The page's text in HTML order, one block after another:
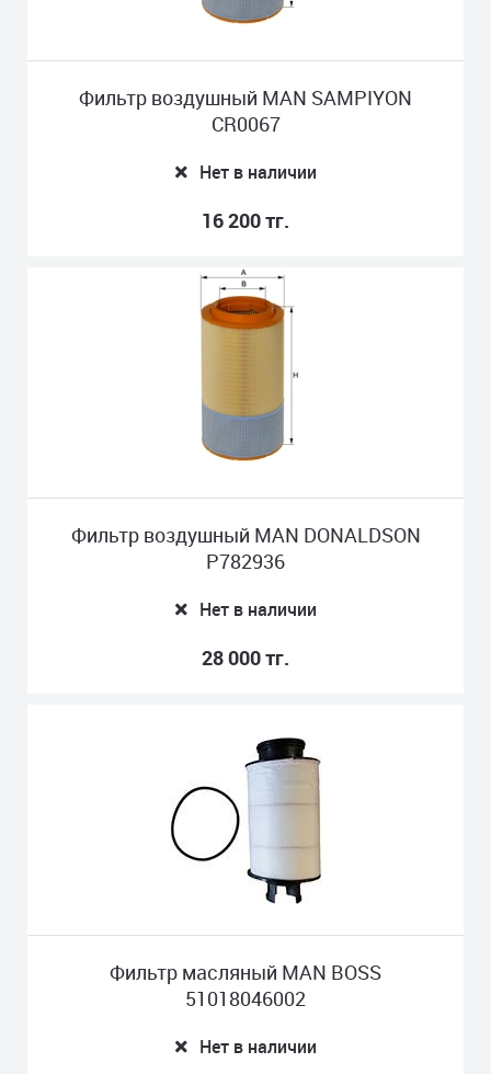
Фильтр воздушный MAN SAMPIYON
CR0067
Нет в наличии
16 200 тг.
Фильтр воздушный MAN DONALDSON
P782936
Нет в наличии
28 000 тг.
Фильтр масляный MAN BOSS
51018046002
Нет в наличии